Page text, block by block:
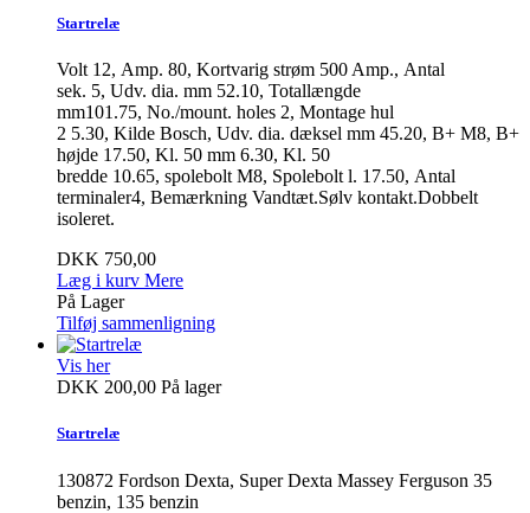
Startrelæ
Volt 12, Amp. 80, Kortvarig strøm 500 Amp., Antal
sek. 5, Udv. dia. mm 52.10, Totallængde
mm101.75, No./mount. holes 2, Montage hul
2 5.30, Kilde Bosch, Udv. dia. dæksel mm 45.20, B+ M8, B+
højde 17.50, Kl. 50 mm 6.30, Kl. 50
bredde 10.65, spolebolt M8, Spolebolt l. 17.50, Antal
terminaler4, Bemærkning Vandtæt.Sølv kontakt.Dobbelt
isoleret.
DKK 750,00
Læg i kurv Mere
På Lager
Tilføj sammenligning
Vis her
DKK 200,00 På lager
Startrelæ
130872 Fordson Dexta, Super Dexta Massey Ferguson 35
benzin, 135 benzin